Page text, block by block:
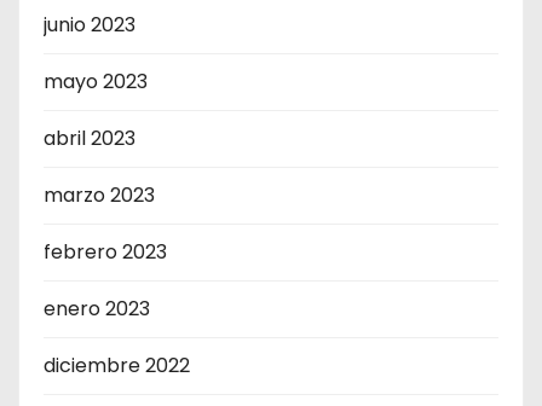
junio 2023
mayo 2023
abril 2023
marzo 2023
febrero 2023
enero 2023
diciembre 2022